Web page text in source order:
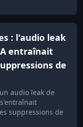
: l'audio leak
entraînait
de
audio leak de
suppressions de